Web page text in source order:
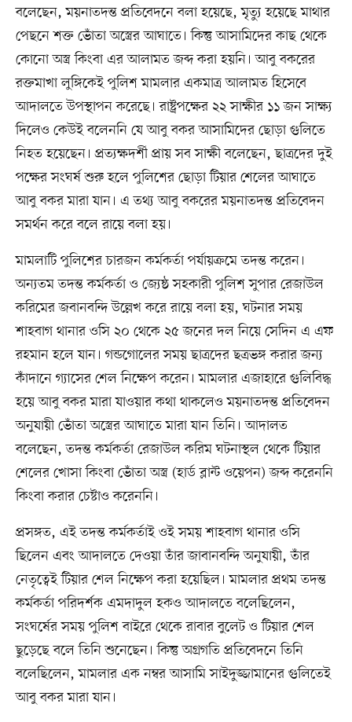
বলেছেন, ময়নাতদন্ত প্রতিবেদনে বলা হয়েছে, মৃত্যু হয়েছে মাথার
পেছনে শক্ত ভোঁতা অস্ত্রের আঘাতে। কিন্তু আসামিদের কাছ থেকে
কোনো অস্ত্র কিংবা এর আলামত জব্দ করা হয়নি। আবু বকরের
রক্তমাখা লুঙ্গিকেই পুলিশ মামলার একমাত্র আলামত হিসেবে
আদালতে উপস্থাপন করেছে। রাষ্ট্রপক্ষের ২২ সাক্ষীর ১১ জন সাক্ষ্য
দিলেও কেউই বলেননি যে আবু বকর আসামিদের ছোড়া গুলিতে
নিহত হয়েছেন। প্রত্যক্ষদর্শী প্রায় সব সাক্ষী বলেছেন, ছাত্রদের দুই
পক্ষের সংঘর্ষ শুরু হলে পুলিশের ছোড়া টিয়ার শেলের আঘাতে
আবু বকর মারা যান। এ তথ্য আবু বকরের ময়নাতদন্ত প্রতিবেদন
সমর্থন করে বলে রায়ে বলা হয়।
মামলাটি পুলিশের চারজন কর্মকর্তা পর্যায়ক্রমে তদন্ত করেন।
অন্যতম তদন্ত কর্মকর্তা ও জ্যেষ্ঠ সহকারী পুলিশ সুপার রেজাউল
করিমের জবানবন্দি উল্লেখ করে রায়ে বলা হয়, ঘটনার সময়
শাহবাগ থানার ওসি ২০ থেকে ২৫ জনের দল নিয়ে সেদিন এ এফ
রহমান হলে যান। গন্ডগোলের সময় ছাত্রদের ছত্রভঙ্গ করার জন্য
কাঁদানে গ্যাসের শেল নিক্ষেপ করেন। মামলার এজাহারে গুলিবিদ্ধ
হয়ে আবু বকর মারা যাওয়ার কথা থাকলেও ময়নাতদন্ত প্রতিবেদন
অনুযায়ী ভোঁতা অস্ত্রের আঘাতে মারা যান তিনি। আদালত
বলেছেন, তদন্ত কর্মকর্তা রেজাউল করিম ঘটনাস্থল থেকে টিয়ার
শেলের খোসা কিংবা ভোঁতা অস্ত্র (হার্ড ব্লান্ট ওয়েপন) জব্দ করেননি
কিংবা করার চেষ্টাও করেননি।
প্রসঙ্গত, এই তদন্ত কর্মকর্তাই ওই সময় শাহবাগ থানার ওসি
ছিলেন এবং আদালতে দেওয়া তাঁর জাবানবন্দি অনুযায়ী, তাঁর
নেতৃত্বেই টিয়ার শেল নিক্ষেপ করা হয়েছিল। মামলার প্রথম তদন্ত
কর্মকর্তা পরিদর্শক এমদাদুল হকও আদালতে বলেছিলেন,
সংঘর্ষের সময় পুলিশ বাইরে থেকে রাবার বুলেট ও টিয়ার শেল
ছুড়েছে বলে তিনি শুনেছেন। কিন্তু অগ্রগতি প্রতিবেদনে তিনি
বলেছিলেন, মামলার এক নম্বর আসামি সাইদুজ্জামানের গুলিতেই
আবু বকর মারা যান।